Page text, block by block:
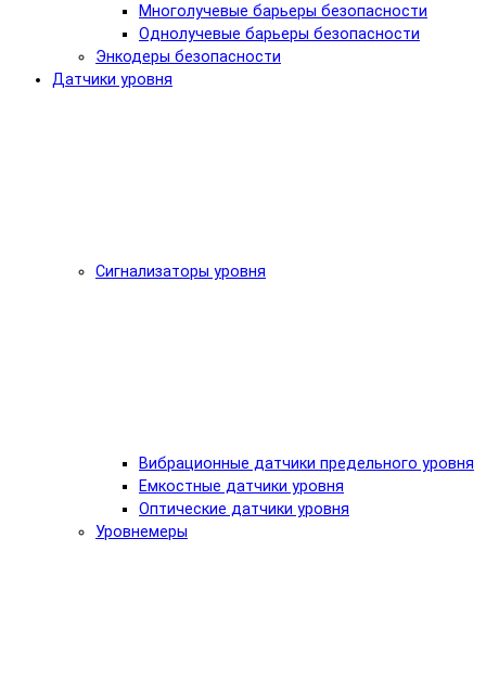
Многолучевые барьеры безопасности
Однолучевые барьеры безопасности
Энкодеры безопасности
Датчики уровня
Сигнализаторы уровня
Вибрационные датчики предельного уровня
Емкостные датчики уровня
Оптические датчики уровня
Уровнемеры